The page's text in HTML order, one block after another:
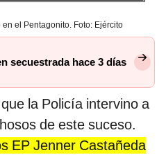
el Pentagonito. Foto: Ejército
secuestrada hace 3 días
la Policía intervino a
de este suceso.
EP Jenner Castañeda